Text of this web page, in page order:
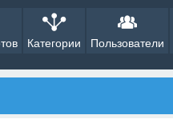
Категории Пользователи